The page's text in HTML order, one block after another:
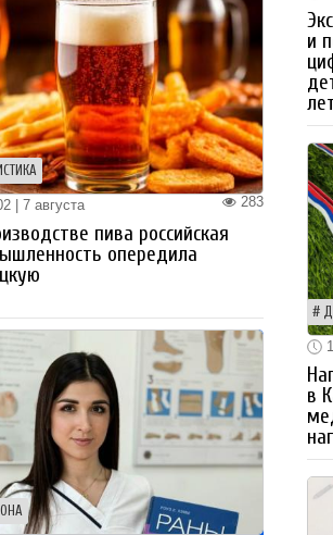
283
| 7 августа
пива российская
опередила
и
в